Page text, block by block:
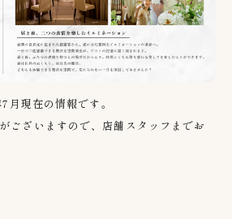
現在の情報です。
ございますので、店舗スタッフまでお